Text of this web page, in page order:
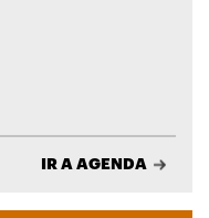
IR A AGENDA